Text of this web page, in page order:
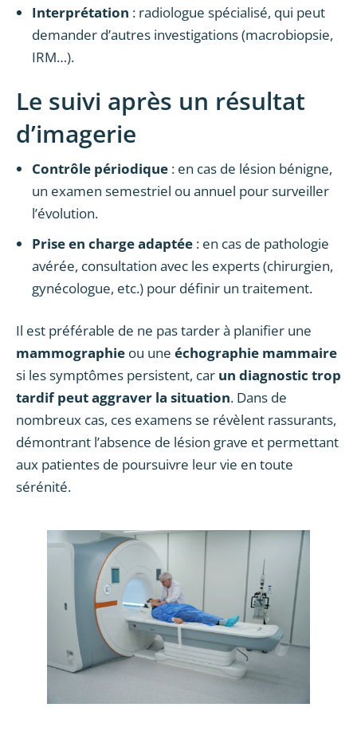
Interprétation : radiologue spécialisé, qui peut
demander d’autres investigations (macrobiopsie,
IRM…).
Le suivi après un résultat
d’imagerie
Contrôle périodique : en cas de lésion bénigne,
un examen semestriel ou annuel pour surveiller
l’évolution.
Prise en charge adaptée : en cas de pathologie
avérée, consultation avec les experts (chirurgien,
gynécologue, etc.) pour définir un traitement.
Il est préférable de ne pas tarder à planifier une
mammographie ou une échographie mammaire
si les symptômes persistent, car un diagnostic trop
tardif peut aggraver la situation. Dans de
nombreux cas, ces examens se révèlent rassurants,
démontrant l’absence de lésion grave et permettant
aux patientes de poursuivre leur vie en toute
sérénité.